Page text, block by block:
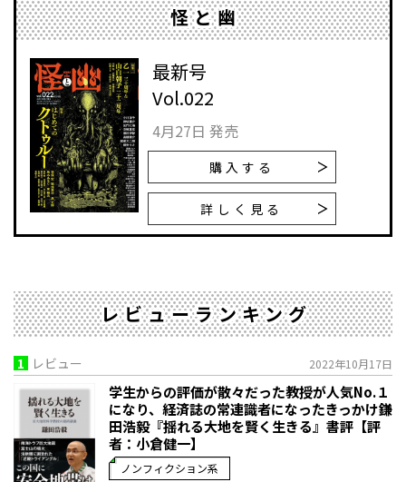
怪と幽
最新号
Vol.022
4月27日 発売
購入する
詳しく見る
レビューランキング
1 レビュー 2022年10月17日
学生からの評価が散々だった教授が人気No.１
になり、経済誌の常連識者になったきっかけ――鎌
田浩毅『揺れる大地を賢く生きる』書評【評
者：小倉健一】
ノンフィクション系